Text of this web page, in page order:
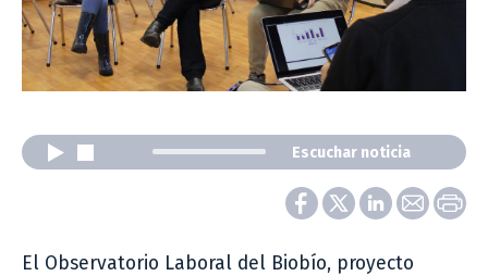
Escuchar noticia
El Observatorio Laboral del Biobío, proyecto